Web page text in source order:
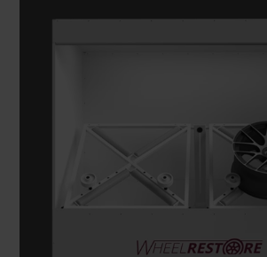
conçue pour une efficacité maximale.